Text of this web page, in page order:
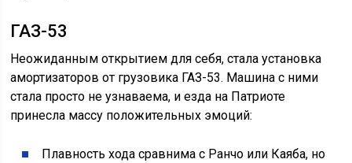
ГАЗ-53
Неожиданным открытием для себя, стала установка
амортизаторов от грузовика ГАЗ-53. Машина с ними
стала просто не узнаваема, и езда на Патриоте
принесла массу положительных эмоций:
Плавность хода сравнима с Ранчо или Каяба, но